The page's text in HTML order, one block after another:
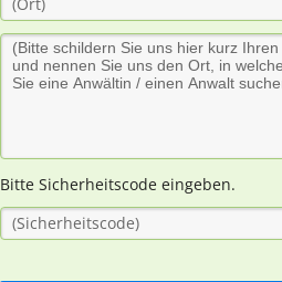
Bitte Sicherheitscode eingeben.